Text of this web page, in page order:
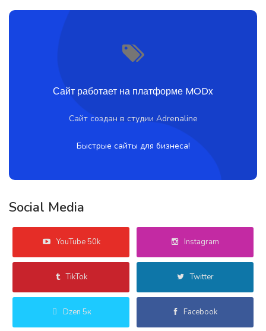
Сайт работает на платформе MODx
Сайт создан в студии Adrenaline
Быстрые сайты для бизнеса!
Social Media
YouTube 50k Instagram
TikTok Twitter
Dzen 5к Facebook